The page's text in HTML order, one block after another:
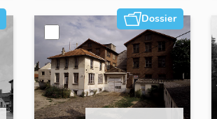
société anonyme
Princifarm (détruit
après inventaire)
Dossier